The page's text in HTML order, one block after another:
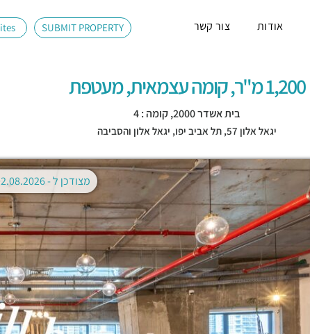
SUBMIT PROPERTY אודות צור קשר
1,200 מ"ר, קומה עצמאית, מעטפת
בית אשדר 2000, קומה : 4
יגאל אלון 57, תל אביב יפו, יגאל אלון והסביבה
מצודכן ל -